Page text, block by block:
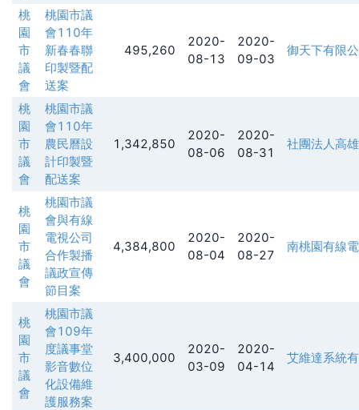
桃
園
市
議
會
桃園市議
會110年
新春春聯
印製暨配
送案
495,260
2020-
08-13
2020-
09-03
御天下有限
桃
園
市
議
會
桃園市議
會110年
農民曆設
計印製暨
配送案
1,342,850
2020-
08-06
2020-
08-31
社團法人高
桃
園
市
議
會
桃園市議
會與有線
電視公司
合作製播
議政宣傳
節目案
4,384,800
2020-
08-04
2020-
08-27
南桃園有線
桃
園
市
議
會
桃園市議
會109年
度議事堂
影音數位
化設備維
護服務案
3,400,000
2020-
03-09
2020-
04-14
艾維達系統